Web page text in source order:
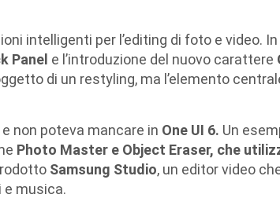
intelligenti per l’editing di foto e video. In
Panel e l’introduzione del nuovo carattere
di un restyling, ma l’elemento
non poteva mancare in One UI 6. Un
Photo Master e Object Eraser, che
Samsung Studio, un editor video
musica.